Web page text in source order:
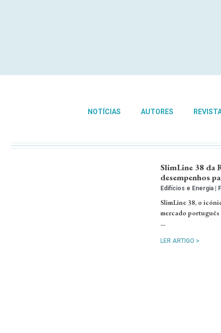
NOTÍCIAS AUTORES
SlimLine 38 da
desempenhos
Edifícios e Energia
SlimLine 38, o
mercado
…
LER ARTIGO >